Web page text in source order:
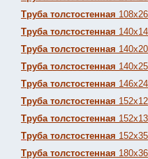
Труба толстостенная 108х26
Труба толстостенная
Труба толстостенная
Труба толстостенная 140х25
Труба толстостенная 146х24
Труба толстостенная 152х12
Труба толстостенная 152х13
Труба толстостенная 152х35
Труба толстостенная 180х36